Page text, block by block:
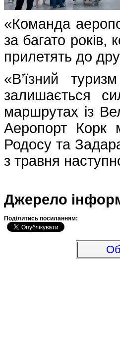
«Команда
за багато років,
прилетять до
«В’їзний
залишається
маршрутах із
Аеропорт
Родосу та
з травня
Джерело
Подiлитись посиланням: